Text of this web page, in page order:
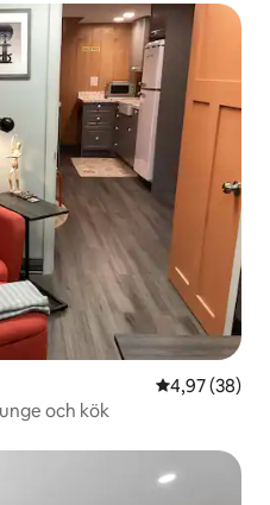
4,97 av 5 i
4,97 (38)
och kök